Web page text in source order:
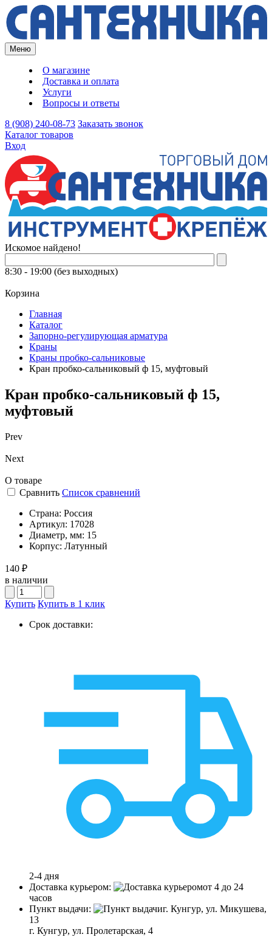
Меню
О магазине
Доставка и оплата
Услуги
Вопросы и ответы
8 (908) 240-08-73 Заказать звонок
Каталог товаров
Вход
Искомое найдено!
8:30 - 19:00 (без выходных)
Корзина
Главная
Каталог
Запорно-регулирующая арматура
Краны
Краны пробко-сальниковые
Кран пробко-сальниковый ф 15, муфтовый
Кран пробко-сальниковый ф 15,
муфтовый
Prev
Next
О товаре
Сравнить Список сравнений
Страна: Россия
Артикул: 17028
Диаметр, мм: 15
Корпус: Латунный
140 ₽
в наличии
Купить Купить в 1 клик
Срок доставки:
2-4 дня
Доставка курьером:
от 4 до 24
часов
Пункт выдачи:
г. Кунгур, ул. Микушева,
13
г. Кунгур, ул. Пролетарская, 4